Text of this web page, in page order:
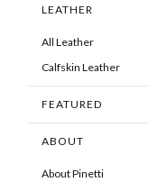
LEATHER
All Leather
Calfskin Leather
FEATURED
ABOUT
About Pinetti